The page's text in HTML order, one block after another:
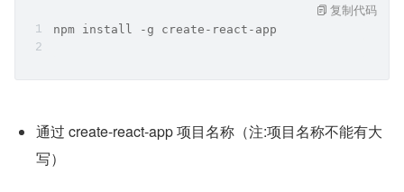
npm install -g create-react-app
复制代码
通过 create-react-app 项目名称（注:项目名称不能有大
写）